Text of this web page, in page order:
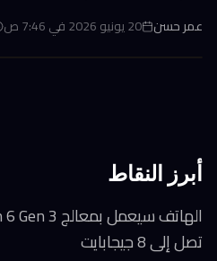
عمر حسن 20 يونيو 2026 في 7:46 ص
أبرز النقاط
تصل إلى 8 جيجابايت